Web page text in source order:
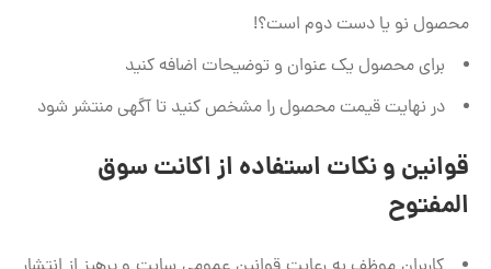
محصول نو یا دست دوم است؟!
برای محصول یک عنوان و توضیحات اضافه کنید
در نهایت قیمت محصول را مشخص کنید تا آگهی منتشر شود
قوانین و نکات استفاده از اکانت سوق
المفتوح